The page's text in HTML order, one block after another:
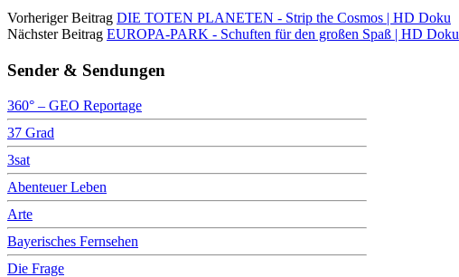
Vorheriger Beitrag DIE TOTEN PLANETEN - Strip the Cosmos | HD Doku
Nächster Beitrag EUROPA-PARK - Schuften für den großen Spaß | HD Doku
Sender & Sendungen
360° – GEO Reportage
37 Grad
3sat
Abenteuer Leben
Arte
Bayerisches Fernsehen
Die Frage